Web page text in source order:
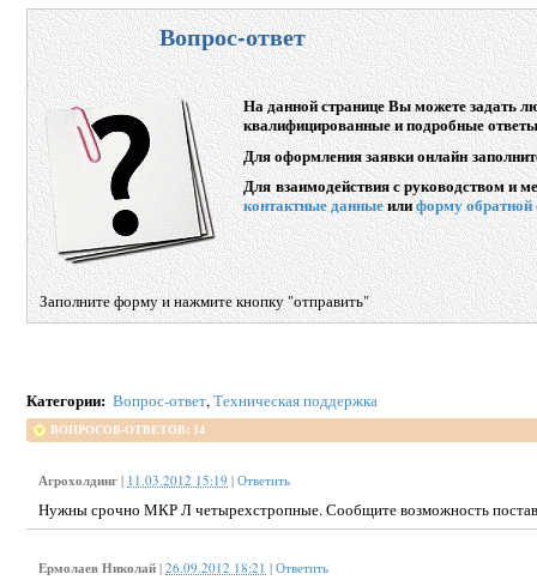
Вопрос-ответ
На данной странице Вы можете задать
квалифицированные и подробные
Для оформления заявки онлайн
Для взаимодействия с руководством и
контактные данныеилиформу обратной
Заполните форму и нажмите кнопку "отправить"
Категории: Вопрос-ответ,Техническая поддержка
ВОПРОСОВ-ОТВЕТОВ: 14
Агрохолдинг | 11.03.2012 15:19 | Ответить
Нужны срочно МКР Л четырехстропные. Сообщите возможность
Ермолаев Николай | 26.09.2012 18:21 | Ответить